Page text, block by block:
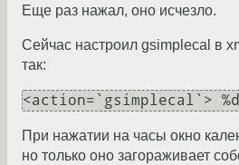
Еще раз нажал, оно исчезло.
Сейчас настроил gsimplecal в
так:
При нажатии на часы окно
но только оно загораживает